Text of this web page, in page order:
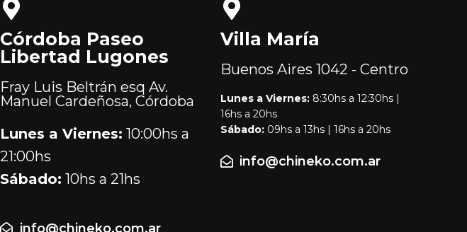
Córdoba Paseo
Libertad Lugones
Fray Luis Beltrán esq Av.
Manuel Cardeñosa, Córdoba
Lunes a Viernes: 10:00hs a
21:00hs
Sábado: 10hs a 21hs
info@chineko.com.ar
Villa María
Buenos Aires 1042 - Centro
Lunes a Viernes:8:30hs a 12:30hs |
16hs a 20hs
Sábado:09hs a 13hs | 16hs a 20hs
info@chineko.com.ar